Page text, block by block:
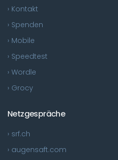
› Kontakt
› Spenden
› Mobile
› Speedtest
› Wordle
› Grocy
Netzgespräche
› srf.ch
› augensaft.com